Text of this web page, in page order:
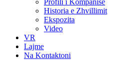
Profili i Kompanisë
Historia e Zhvillimit
Ekspozita
Video
VR
Lajme
Na Kontaktoni